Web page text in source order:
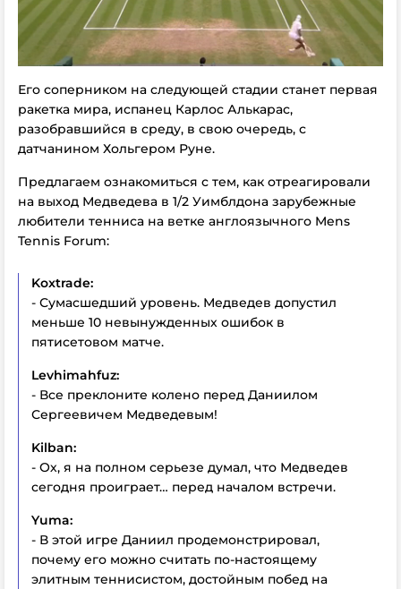
Его соперником на следующей стадии станет первая
ракетка мира, испанец Карлос Алькарас,
разобравшийся в среду, в свою очередь, с
датчанином Хольгером Руне.
Предлагаем ознакомиться с тем, как отреагировали
на выход Медведева в 1/2 Уимблдона зарубежные
любители тенниса на ветке англоязычного Mens
Tennis Forum:
Koxtrade:
- Сумасшедший уровень. Медведев допустил
меньше 10 невынужденных ошибок в
пятисетовом матче.
Levhimahfuz:
- Все преклоните колено перед Даниилом
Сергеевичем Медведевым!
Kilban:
- Ох, я на полном серьезе думал, что Медведев
сегодня проиграет… перед началом встречи.
Yuma:
- В этой игре Даниил продемонстрировал,
почему его можно считать по-настоящему
элитным теннисистом, достойным побед на